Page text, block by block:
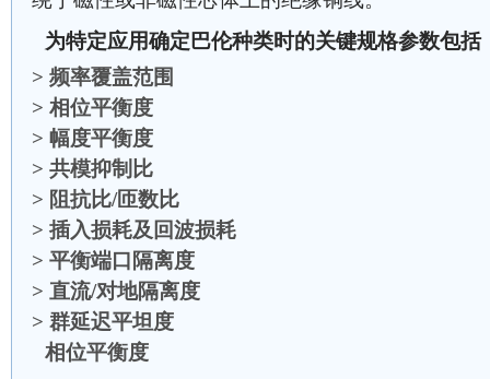
为特定应用确定巴伦种类时的关键规格参数包括
> 频率覆盖范围
> 相位平衡度
> 幅度平衡度
> 共模抑制比
> 阻抗比/匝数比
> 插入损耗及回波损耗
> 平衡端口隔离度
> 直流/对地隔离度
> 群延迟平坦度
相位平衡度